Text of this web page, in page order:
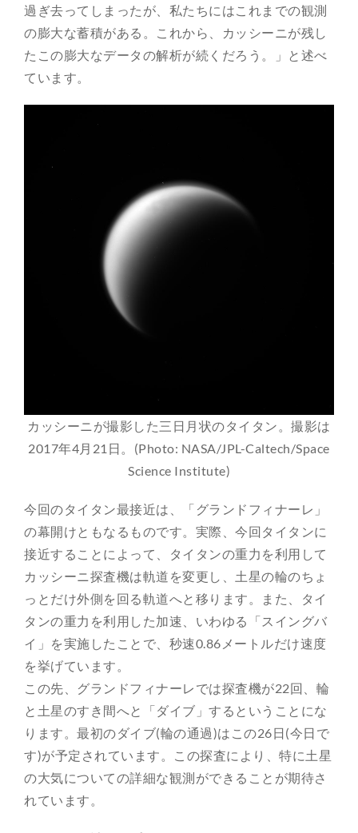
過ぎ去ってしまったが、私たちにはこれまでの観測
の膨大な蓄積がある。これから、カッシーニが残し
たこの膨大なデータの解析が続くだろう。」と述べ
ています。
カッシーニが撮影した三日月状のタイタン。撮影は
2017年4月21日。(Photo: NASA/JPL-Caltech/Space
Science Institute)
今回のタイタン最接近は、「グランドフィナーレ」
の幕開けともなるものです。実際、今回タイタンに
接近することによって、タイタンの重力を利用して
カッシーニ探査機は軌道を変更し、土星の輪のちょ
っとだけ外側を回る軌道へと移ります。また、タイ
タンの重力を利用した加速、いわゆる「スイングバ
イ」を実施したことで、秒速0.86メートルだけ速度
を挙げています。
この先、グランドフィナーレでは探査機が22回、輪
と土星のすき間へと「ダイブ」するということにな
ります。最初のダイブ(輪の通過)はこの26日(今日で
す)が予定されています。この探査により、特に土星
の大気についての詳細な観測ができることが期待さ
れています。